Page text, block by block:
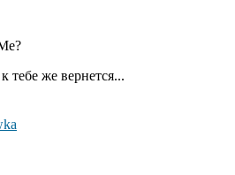
тебе же вернется...